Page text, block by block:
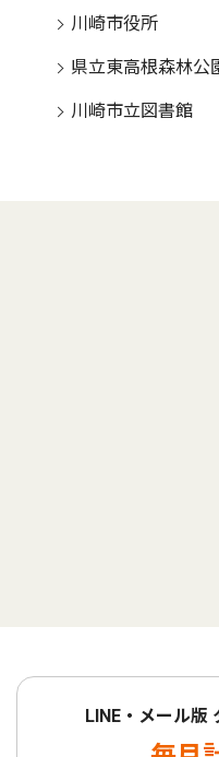
川崎市役所
県立東高根森林公
川崎市立図書館
LINE・メール版